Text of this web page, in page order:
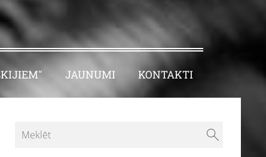
JAUNUMI KONTAKTI